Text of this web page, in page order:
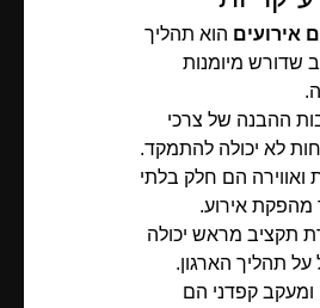
אירועים הוא תהליך
שדורש מיומנות
ההבנה של צרכי
לא יכולה להתמקד.
ואווירה הם חלק בלתי
מהפקת אירוע.
תקציב מראש יכולה
על תהליך הארגון.
ומעקב קפדני הם